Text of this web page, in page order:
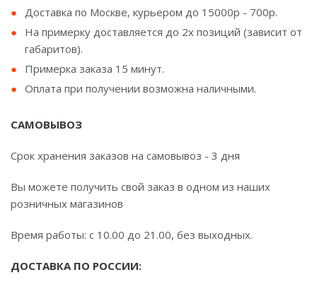
Доставка по Москве, курьером до 15000р - 700р.
На примерку доставляется до 2х позиций (зависит от
габаритов).
Примерка заказа 15 минут.
Оплата при получении возможна наличными.
САМОВЫВОЗ
Срок хранения заказов на самовывоз - 3 дня
Вы можете получить свой заказ в одном из наших
розничных магазинов
Время работы: с 10.00 до 21.00, без выходных.
ДОСТАВКА ПО РОССИИ: